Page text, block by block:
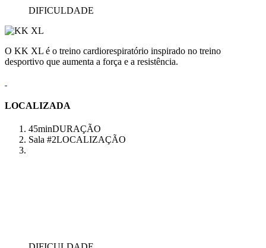
DIFICULDADE
O KK XL é o treino cardiorespiratório inspirado no treino
desportivo que aumenta a força e a resistência.
LOCALIZADA
45minDURAÇÃO
Sala #2LOCALIZAÇÃO